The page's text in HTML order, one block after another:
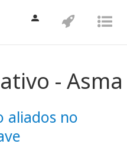
- Asma
aliados no